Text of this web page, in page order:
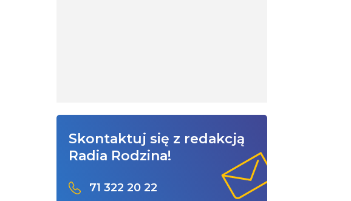
Skontaktuj się z redakcją
Radia Rodzina!
71 322 20 22